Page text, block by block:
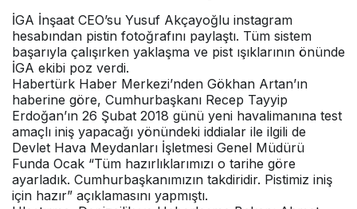
İGA İnşaat CEO’su Yusuf Akçayoğlu instagram
hesabından pistin fotoğrafını paylaştı. Tüm sistem
başarıyla çalışırken yaklaşma ve pist ışıklarının önünde
İGA ekibi poz verdi.
Habertürk Haber Merkezi’nden Gökhan Artan’ın
haberine göre, Cumhurbaşkanı Recep Tayyip
Erdoğan’ın 26 Şubat 2018 günü yeni havalimanına test
amaçlı iniş yapacağı yönündeki iddialar ile ilgili de
Devlet Hava Meydanları İşletmesi Genel Müdürü
Funda Ocak “Tüm hazırlıklarımızı o tarihe göre
ayarladık. Cumhurbaşkanımızın takdiridir. Pistimiz iniş
için hazır” açıklamasını yapmıştı.